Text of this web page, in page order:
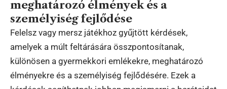
meghatározó élmények és a
személyiség fejlődése
Felelsz vagy mersz játékhoz gyűjtött kérdések,
amelyek a múlt feltárására összpontosítanak,
különösen a gyermekkori emlékekre, meghatározó
élményekre és a személyiség fejlődésére. Ezek a